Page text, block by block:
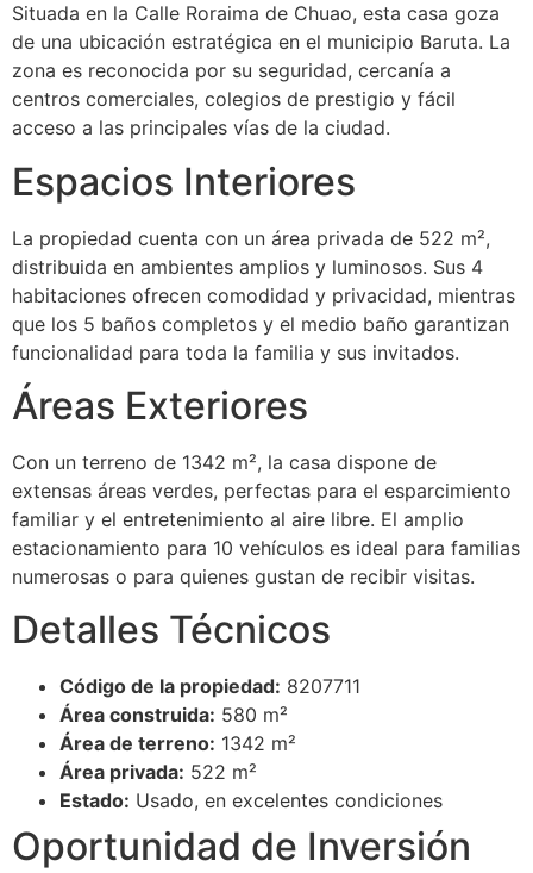
Situada en la Calle Roraima de Chuao, esta casa goza
de una ubicación estratégica en el municipio Baruta. La
zona es reconocida por su seguridad, cercanía a
centros comerciales, colegios de prestigio y fácil
acceso a las principales vías de la ciudad.
Espacios Interiores
La propiedad cuenta con un área privada de 522 m²,
distribuida en ambientes amplios y luminosos. Sus 4
habitaciones ofrecen comodidad y privacidad, mientras
que los 5 baños completos y el medio baño garantizan
funcionalidad para toda la familia y sus invitados.
Áreas Exteriores
Con un terreno de 1342 m², la casa dispone de
extensas áreas verdes, perfectas para el esparcimiento
familiar y el entretenimiento al aire libre. El amplio
estacionamiento para 10 vehículos es ideal para familias
numerosas o para quienes gustan de recibir visitas.
Detalles Técnicos
Código de la propiedad: 8207711
Área construida: 580 m²
Área de terreno: 1342 m²
Área privada: 522 m²
Estado: Usado, en excelentes condiciones
Oportunidad de Inversión